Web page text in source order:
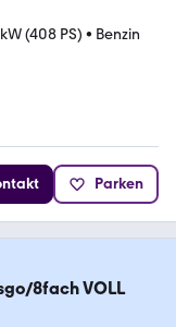
(408 PS) • Benzin
Parken
headup/keylesgo/8fach VOLL